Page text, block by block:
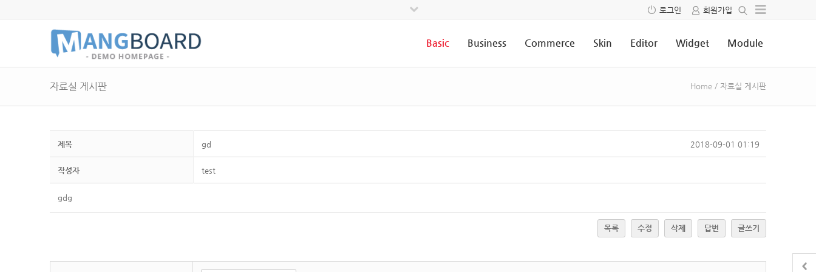
로그인 회원가입
Basic Business Commerce Skin Editor Widget Module
자료실 게시판 Home / 자료실 게시판
제목 gd 2018-09-01 01:19
작성자 test
gdg
목록 수정 삭제 답변 글쓰기